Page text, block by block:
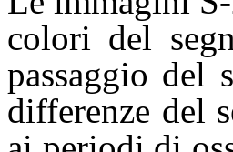
colori del
passaggio del
differenze del